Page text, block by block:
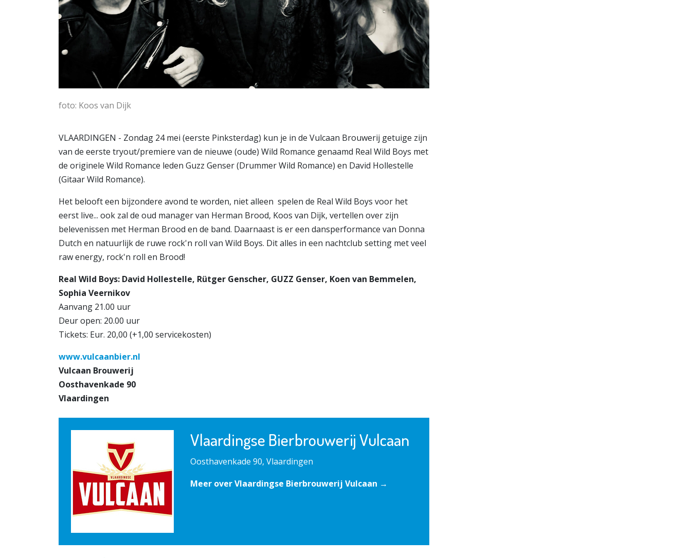
foto: Koos van Dijk
VLAARDINGEN - Zondag 24 mei (eerste Pinksterdag) kun je in de Vulcaan Brouwerij getuige zijn
van de eerste tryout/premiere van de nieuwe (oude) Wild Romance genaamd Real Wild Boys met
de originele Wild Romance leden Guzz Genser (Drummer Wild Romance) en David Hollestelle
(Gitaar Wild Romance).
Het belooft een bijzondere avond te worden, niet alleen spelen de Real Wild Boys voor het
eerst live... ook zal de oud manager van Herman Brood, Koos van Dijk, vertellen over zijn
belevenissen met Herman Brood en de band. Daarnaast is er een dansperformance van Donna
Dutch en natuurlijk de ruwe rock'n roll van Wild Boys. Dit alles in een nachtclub setting met veel
raw energy, rock'n roll en Brood!
Real Wild Boys: David Hollestelle, Rütger Genscher, GUZZ Genser, Koen van Bemmelen,
Sophia Veernikov
Aanvang 21.00 uur
Deur open: 20.00 uur
Tickets: Eur. 20,00 (+1,00 servicekosten)
www.vulcaanbier.nl
Vulcaan Brouwerij
Oosthavenkade 90
Vlaardingen
Vlaardingse Bierbrouwerij Vulcaan
Oosthavenkade 90, Vlaardingen
Meer over Vlaardingse Bierbrouwerij Vulcaan →